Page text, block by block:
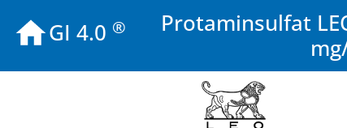
GI 4.0 ®
Protaminsulfat